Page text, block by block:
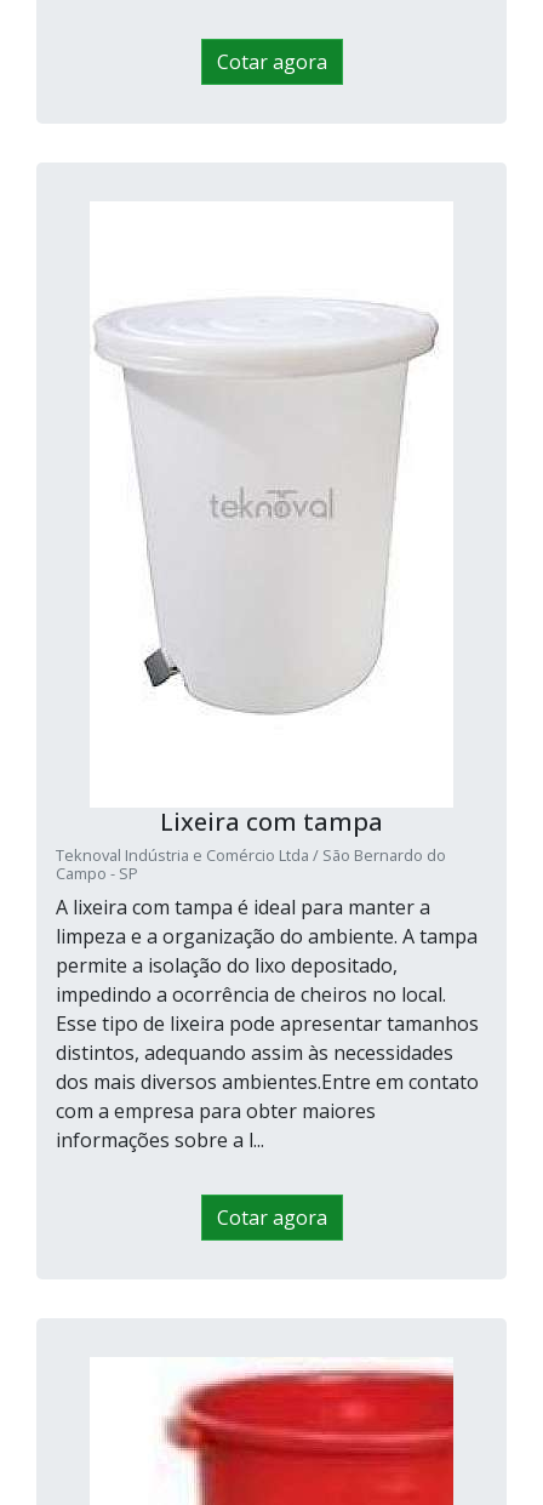
Cotar agora
Lixeira com tampa
Teknoval Indústria e Comércio Ltda / São Bernardo do
Campo - SP
A lixeira com tampa é ideal para manter a
limpeza e a organização do ambiente. A tampa
permite a isolação do lixo depositado,
impedindo a ocorrência de cheiros no local.
Esse tipo de lixeira pode apresentar tamanhos
distintos, adequando assim às necessidades
dos mais diversos ambientes.Entre em contato
com a empresa para obter maiores
informações sobre a l...
Cotar agora